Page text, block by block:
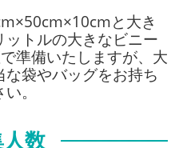
と大き
ットルの大きなビニー
準備いたしますが、大
な袋やバッグをお持ち
。
数